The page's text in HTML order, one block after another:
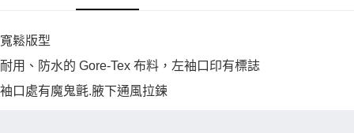
寬鬆版型
耐用、防水的 Gore-Tex 布料，左袖口印有標誌
袖口處有魔鬼氈.腋下通風拉鍊